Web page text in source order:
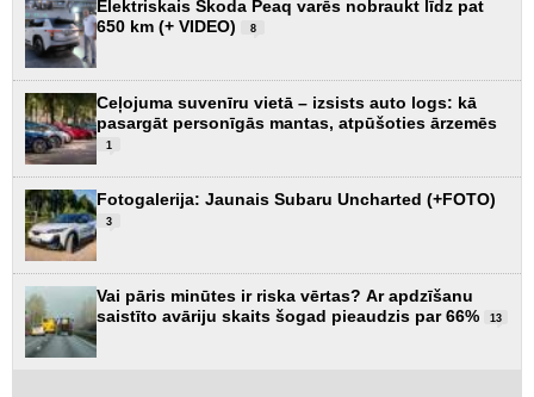
Elektriskais Škoda Peaq varēs nobraukt līdz pat
650 km (+ VIDEO)
8
Ceļojuma suvenīru vietā – izsists auto logs: kā
pasargāt personīgās mantas, atpūšoties ārzemēs
1
Fotogalerija: Jaunais Subaru Uncharted (+FOTO)
3
Vai pāris minūtes ir riska vērtas? Ar apdzīšanu
saistīto avāriju skaits šogad pieaudzis par 66%
13